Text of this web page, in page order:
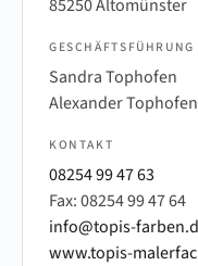
85250 Altomünster
GESCHÄFTSFÜHRUNG
Sandra Tophofen
Alexander Tophofen
KONTAKT
08254 99 47 63
Fax: 08254 99 47 64
info@topis-
www.topis-